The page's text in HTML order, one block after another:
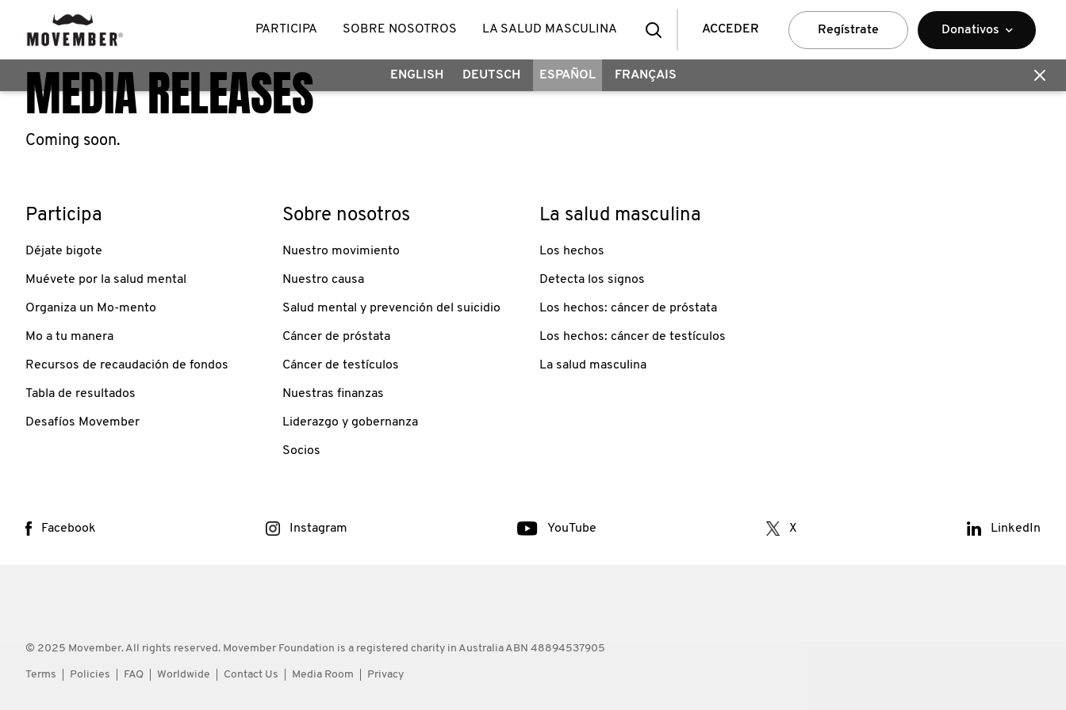
ACCEDER Regístrate Donativos
PARTICIPA SOBRE NOSOTROS LA SALUD MASCULINA
ENGLISH DEUTSCH ESPAÑOL FRANÇAIS
MEDIA RELEASES
Coming soon.
Participa
Déjate bigote
Muévete por la salud mental
Organiza un Mo-mento
Mo a tu manera
Recursos de recaudación de fondos
Tabla de resultados
Desafíos Movember
Sobre nosotros
Nuestro movimiento
Nuestro causa
Salud mental y prevención del suicidio
Cáncer de próstata
Cáncer de testículos
Nuestras finanzas
Liderazgo y gobernanza
Socios
La salud masculina
Los hechos
Detecta los signos
Los hechos: cáncer de próstata
Los hechos: cáncer de testículos
La salud masculina
Facebook Instagram YouTube X LinkedIn
© 2025 Movember. All rights reserved. Movember Foundation is a registered charity in Australia ABN 48894537905
Terms Policies FAQ Worldwide Contact Us Media Room Privacy